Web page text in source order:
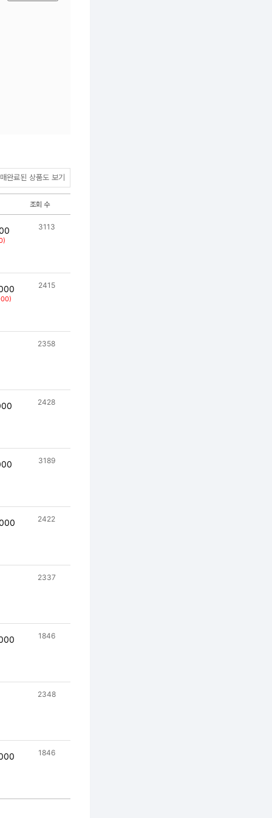
완료된 상품도 보기
조회 수
3113
2415
2358
2428
3189
2422
2337
1846
2348
1846